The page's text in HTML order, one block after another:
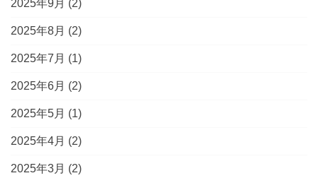
2025年9月 (2)
2025年8月 (2)
2025年7月 (1)
2025年6月 (2)
2025年5月 (1)
2025年4月 (2)
2025年3月 (2)